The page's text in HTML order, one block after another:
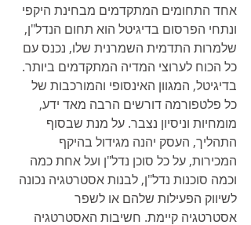
אחד התחומים המתקדמים מבחינת היקפי
ונתחי הפרסום בדיגיטל הוא תחום הנדל"ן,
שלמרות התדמית השמרנית שלו, נכנס עם
כל הכוח לערוצי המדיה המתקדמים ביותר.
בדיגיטל, המגוון האינסופי והמורכבות של
כל פלטפורמה דורשים הרבה מאד ידע,
מומחיות וניסיון נצבר. על מנת שבסוף
התהליך, העסק יהנה מגידול בהיקף
המכירות, על כל סוכן נדל"ן ועל אחת כמה
וכמה סוכנות נדל"ן, לבנות אסטרטגיה נכונה
לשיווק הפעילות שלהם או לשפר
אסטרטגיה קיימת. חשיבות האסטרטגיה